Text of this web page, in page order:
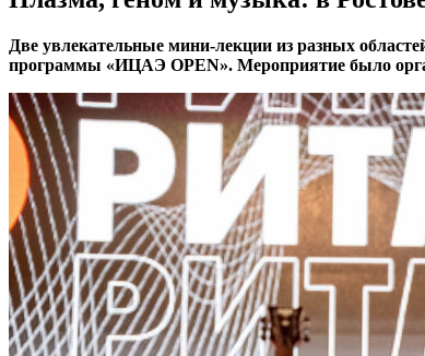
Две увлекательные мини-лекции из разных
программы «ИЦАЭ OPEN». Мероприятие было